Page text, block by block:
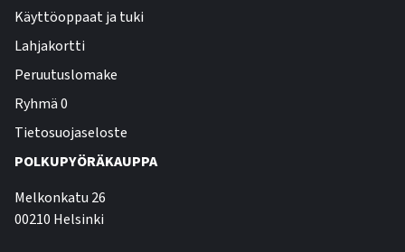
Käyttöoppaat ja tuki
Lahjakortti
Peruutuslomake
Ryhmä 0
Tietosuojaseloste
POLKUPYÖRÄKAUPPA
Melkonkatu 26
00210 Helsinki